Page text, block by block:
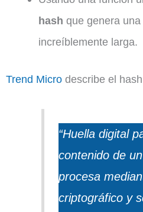
hash que genera una
increíblemente larga.
Trend Micro describe el
“Huella digital
contenido de
procesa
criptográfico y